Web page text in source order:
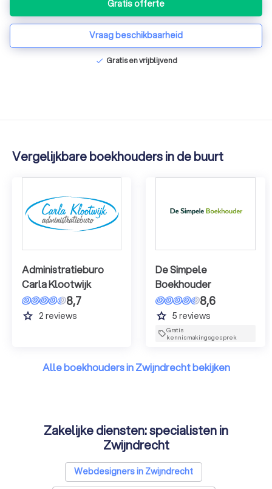
Gratis offerte
Vraag beschikbaarheid
check Gratis en vrijblijvend
Vergelijkbare boekhouders in de buurt
Administratieburo
Carla Klootwijk
8,7
grade 2 reviews
De Simpele
Boekhouder
8,6
grade 5 reviews
Gratis
kennismakingsgesprek
Alle boekhouders in Zwijndrecht bekijken
Zakelijke diensten: specialisten in
Zwijndrecht
Webdesigners in Zwijndrecht